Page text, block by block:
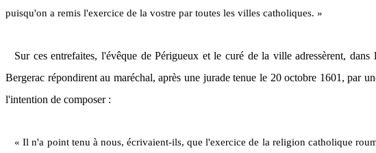
puisqu'on a remis l'exercice de la vostre par toutes les villes catholiques. »
Sur ces entrefaites, l'évêque de Périgueux et le curé de la ville adressèrent,
Bergerac répondirent au maréchal, après une jurade tenue le 20 octobre 1601, par
l'intention de composer :
« Il n'a point tenu à nous, écrivaient-ils, que l'exercice de la religion catholique